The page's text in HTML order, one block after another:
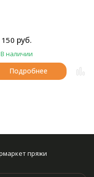
150 руб.
В наличии
Подробнее
пряжи